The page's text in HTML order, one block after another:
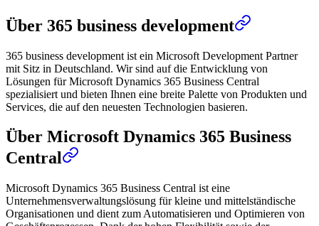
Über 365 business development
365 business development ist ein Microsoft Development Partner
mit Sitz in Deutschland. Wir sind auf die Entwicklung von
Lösungen für Microsoft Dynamics 365 Business Central
spezialisiert und bieten Ihnen eine breite Palette von Produkten und
Services, die auf den neuesten Technologien basieren.
Über Microsoft Dynamics 365 Business
Central
Microsoft Dynamics 365 Business Central ist eine
Unternehmensverwaltungslösung für kleine und mittelständische
Organisationen und dient zum Automatisieren und Optimieren von